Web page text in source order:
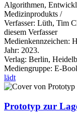
Algorithmen,
Medizinprodukts /
Verfasser: Lüth, Tim
diesem Verfasser
Medienkennzeichen:
Jahr: 2023.
Verlag: Berlin,
Mediengruppe: E-
lädt
Prototyp zur